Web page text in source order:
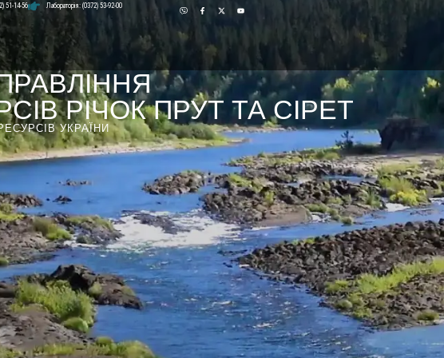
Лабораторія: (0372) 53-92-00
51-14-56
РІЧОК ПРУТ ТА СІРЕТ
УКРАЇНИ